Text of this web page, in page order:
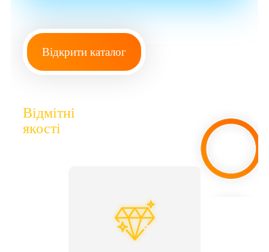
Відкрити каталог
Відмітні
якості